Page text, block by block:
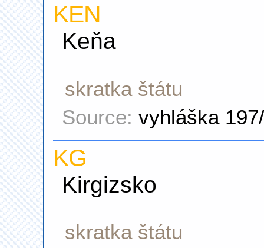
KEN
Keňa
skratka štátu
Source: vyhláška
KG
Kirgizsko
skratka štátu